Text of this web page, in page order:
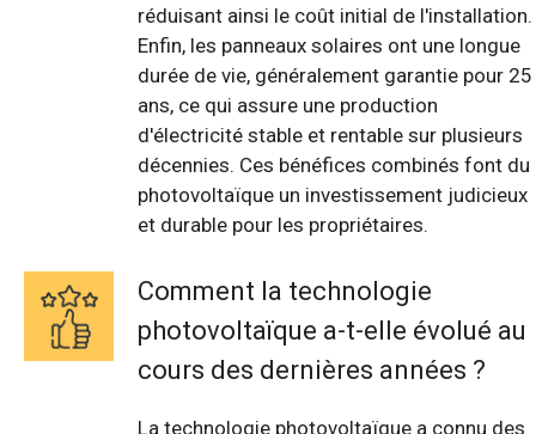
réduisant ainsi le coût initial de l'installation.
Enfin, les panneaux solaires ont une longue
durée de vie, généralement garantie pour 25
ans, ce qui assure une production
d'électricité stable et rentable sur plusieurs
décennies. Ces bénéfices combinés font du
photovoltaïque un investissement judicieux
et durable pour les propriétaires.
Comment la technologie
photovoltaïque a-t-elle évolué au
cours des dernières années ?
La technologie photovoltaïque a connu des